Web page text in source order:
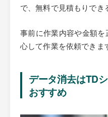
で、無料で見積もりでき
事前に作業内容や金額
心して作業を依頼できま
データ消去はTD
おすすめ